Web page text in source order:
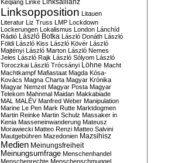
Keqiang Linke Linksallianz
Linksopposition Litauen
Literatur Liz Truss LMP Lockdown
Lockerungen Lokalismus London Lánchíd
Rádió
László Botka László Donáth László
Földi László Kiss László Kövér László
Majtényi László Marton László Nemes
Jeles László Rajk László Sólyom László
Toroczkai László Trócsányi Löhne Macht
Machtkampf Mafiastaat Magda Kósa-
Kovács Magna Charta Magyar Krónika
Magyar Nemzet Magyar Posta Magyar
Telekom Mahnmal Maidan Makkabiade
MAL MALÉV Manfred Weber Manipulation
Marine Le Pen Mark Rutte Marktdogmen
Martin Reinke Martin Schulz Massaker in
Kenia Masseneinwanderung Mateusz
Morawiecki Matteo Renzi Matteo Salvini
Mautgebühren Mazedonien Mazsihisz
Medien Meinungsfreiheit
Meinungsumfrage Menschenhandel
Menschenrechte Menschenschmuggel